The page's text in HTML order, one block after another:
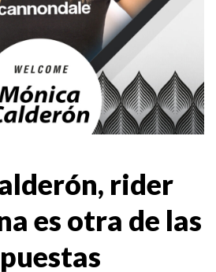
rider
es otra de las